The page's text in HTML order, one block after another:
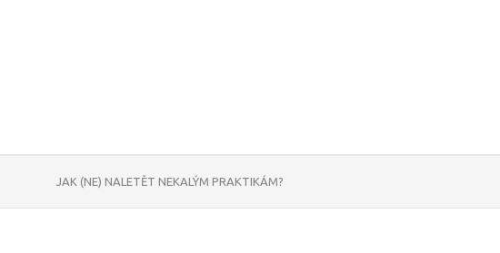
JAK (NE) NALETĚT NEKALÝM PRAKTIKÁM?